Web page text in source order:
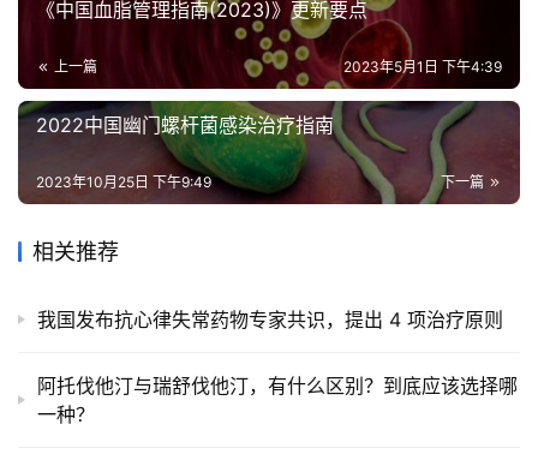
管
健
康
问
诊
社
《中国血脂管理指南(2023)》更新要点
上一篇 2023年5月1日 下午4:39
2022中国幽门螺杆菌感染治疗指南
下一篇
2023年10月25日 下午9:49
相关推荐
我国发布抗心律失常药物专家共识，提出 4 项治疗原则
阿托伐他汀与瑞舒伐他汀，有什么区别？到底应该选择哪
一种？